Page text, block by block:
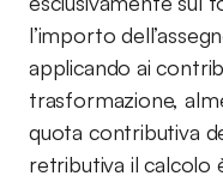
l’importo
applicando ai
trasformazione,
quota contributiva
retributiva il calcolo